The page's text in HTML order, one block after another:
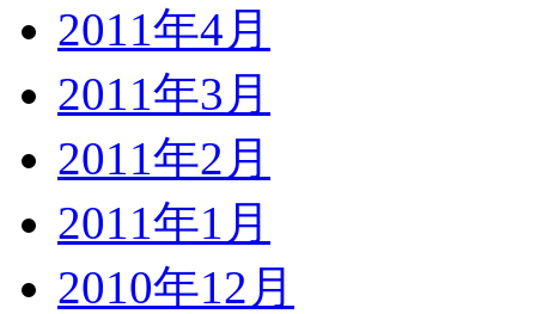
2011年4月
2011年3月
2011年2月
2011年1月
2010年12月